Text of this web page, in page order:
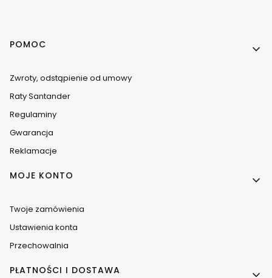
Linki w stopce
POMOC
Zwroty, odstąpienie od umowy
Raty Santander
Regulaminy
Gwarancja
Reklamacje
MOJE KONTO
Twoje zamówienia
Ustawienia konta
Przechowalnia
PŁATNOŚCI I DOSTAWA